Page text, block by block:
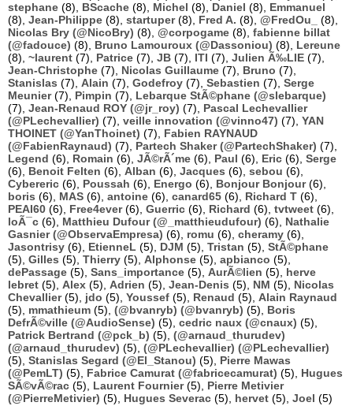
stephane (8), BScache (8), Michel (8), Daniel (8), Emmanuel
(8), Jean-Philippe (8), startuper(8), Fred A. (8), @FredOu_
(8),
Nicolas Bry (@NicoBry) (8), @corpogame (8), fabienne billat
(@fadouce) (8), Bruno Lamouroux (@Dassoniou) (8), Lereune
(8), ~laurent (7), Patrice (7), JB (7), ITI (7), Julien Ã‰LIE (7),
Jean-Christophe (7), Nicolas Guillaume (7), Bruno (7),
Stanislas (7), Alain (7), Godefroy (7), Sebastien (7), Serge
Meunier(7), Pimpin (7), Lebarque StÃ©phane (@slebarque)
(7), Jean-Renaud ROY (@jr_roy) (7), Pascal Lechevallier
(@PLechevallier) (7), veille innovation (@vinno47) (7), YAN
THOINET (@YanThoinet) (7), Fabien RAYNAUD
(@FabienRaynaud) (7), Partech Shaker (@PartechShaker) (7),
Legend (6), Romain (6), JÃ©rÃ´me (6), Paul (6), Eric (6), Serge
(6), Benoit Felten (6), Alban (6), Jacques (6), sebou (6),
Cybereric (6), Poussah (6), Energo (6), Bonjour Bonjour(6),
boris (6), MAS (6), antoine (6), canard65 (6), Richard T (6),
PEAI60 (6), Free4ever(6), Guerric (6), Richard (6), tvtweet (6),
loÃ¯c (6), Matthieu Dufour (@_matthieudufour) (6), Nathalie
Gasnier (@ObservaEmpresa) (6), romu (6), cheramy (6),
Jasontrisy (6), EtienneL (5), DJM (5), Tristan (5), StÃ©phane
(5), Gilles (5), Thierry (5), Alphonse (5), apbianco (5),
dePassage (5), Sans_importance (5), AurÃ©lien (5), herve
lebret (5), Alex (5), Adrien (5), Jean-Denis (5), NM (5), Nicolas
Chevallier(5), jdo (5), Youssef (5), Renaud (5), Alain Raynaud
(5), mmathieum (5), (@bvanryb) (@bvanryb) (5), Boris
DefrÃ©ville (@AudioSense) (5), cedric naux (@cnaux) (5),
Patrick Bertrand (@pck_b) (5), (@arnaud_thurudev)
(@arnaud_thurudev) (5), (@PLechevallier) (@PLechevallier)
(5), Stanislas Segard (@El_Stanou) (5), Pierre Mawas
(@PemLT) (5), Fabrice Camurat (@fabricecamurat) (5), Hugues
SÃ©vÃ©rac (5), Laurent Fournier(5), Pierre Metivier
(@PierreMetivier) (5), Hugues Severac (5), hervet (5), Joel (5)